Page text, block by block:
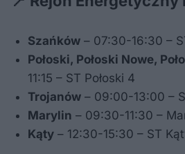
Szańków – 07:30-16:30 –
Połoski, Połoski Nowe,
11:15 – ST Połoski 4
Trojanów – 09:00-13:00 –
Marylin – 09:30-11:30 –
Kąty – 12:30-15:30 – ST